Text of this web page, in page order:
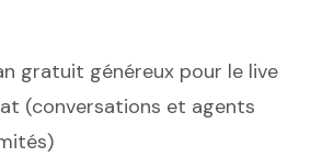
gratuit généreux pour le live
(conversations et agents